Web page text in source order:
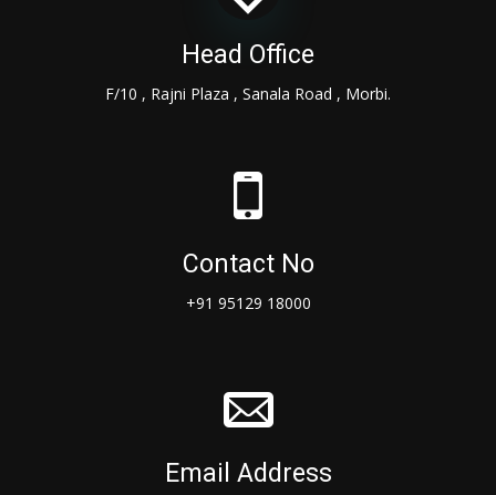
Head Office
F/10 , Rajni Plaza , Sanala Road , Morbi.
Contact No
+91 95129 18000
Email Address